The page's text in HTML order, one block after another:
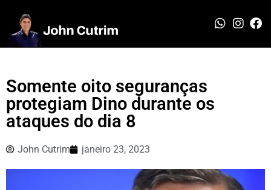
Somente oito seguranças
protegiam Dino durante os
ataques do dia 8
John Cutrim janeiro 23, 2023